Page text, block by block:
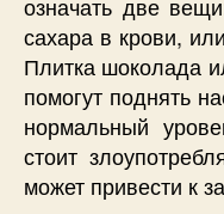
означать две
сахара в крови,
Плитка шоколада
помогут поднять
нормальный
стоит
может привести к